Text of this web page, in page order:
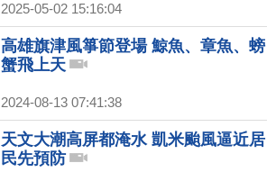
2025-05-02 15:16:04
高雄旗津風箏節登場 鯨魚、章魚、螃
蟹飛上天
2024-08-13 07:41:38
天文大潮高屏都淹水 凱米颱風逼近居
民先預防